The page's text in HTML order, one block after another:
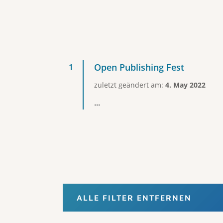
Open Publishing Fest
zuletzt geändert am: 4. May 2022
...
ALLE FILTER ENTFERNEN